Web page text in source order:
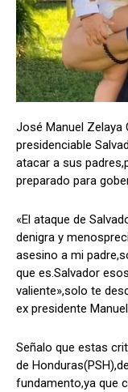
Facebook X
Facebook X
José Manuel Zelaya
presidenciable
atacar a sus
preparado para
«El ataque de
denigra y
asesino a mi
que es.Salvador
valiente»,solo te
ex presidente
Señalo que estas
de
fundamento,ya que